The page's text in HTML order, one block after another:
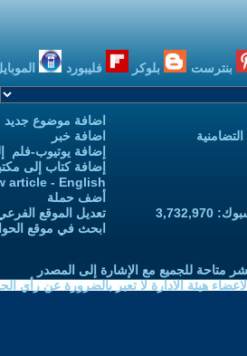
بنترست بلوكر فليبورد
اضافة موضوع جديد
اضافة خبر
إضافة يوتيوب-فلم
إضافة كتاب إلى
article - English
أضف حملة
تعديل الموقع
ابحث في موقع
متاحة للجميع مع الإشارة إلى المصدر
هيئة الادارة لا تعبر بالضرورة عن رأي